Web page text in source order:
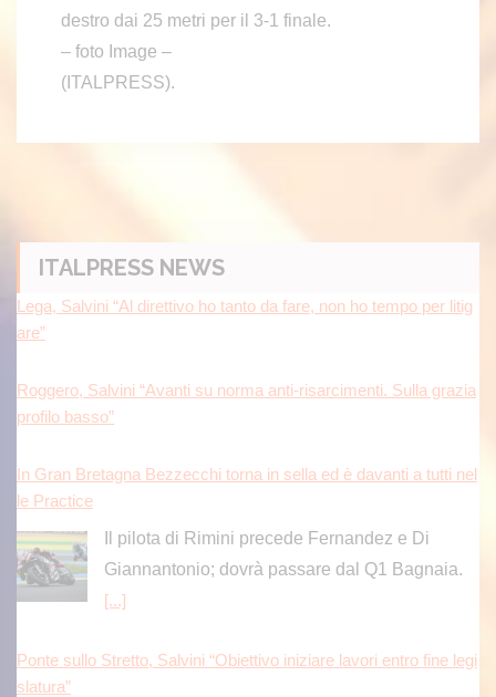
destro dai 25 metri per il 3-1 finale.
– foto Image –
(ITALPRESS).
ITALPRESS NEWS
Lega, Salvini “Al direttivo ho tanto da fare, non ho tempo per litig
are”
Roggero, Salvini “Avanti su norma anti-risarcimenti. Sulla grazia
profilo basso”
In Gran Bretagna Bezzecchi torna in sella ed è davanti a tutti nel
le Practice
Il pilota di Rimini precede Fernandez e Di
Giannantonio; dovrà passare dal Q1 Bagnaia.
[...]
Ponte sullo Stretto, Salvini “Obiettivo iniziare lavori entro fine legi
slatura”